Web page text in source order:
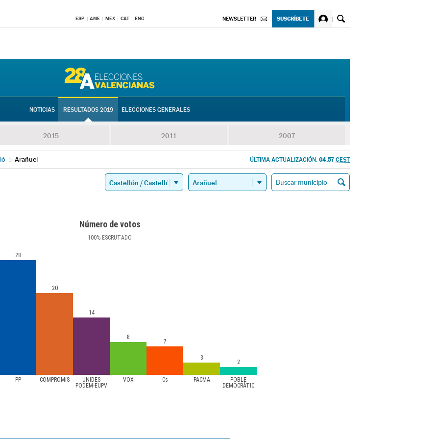
ESP AME MEX CAT ENG NEWSLETTER SUSCRÍBETE
NOTICIAS RESULTADOS 2019 ELECCIONES GENERALES
2015 2011 2007
» Arañuel ÚLTIMA ACTUALIZACIÓN: 04.57 CEST
Número de votos
100% ESCRUTADO
PP COMPROMíS
UNIDES
PODEM-EUPV
VOX Cs PACMA
POBLE
DEMOCRÀTIC
28
20
14
8
7
3
2